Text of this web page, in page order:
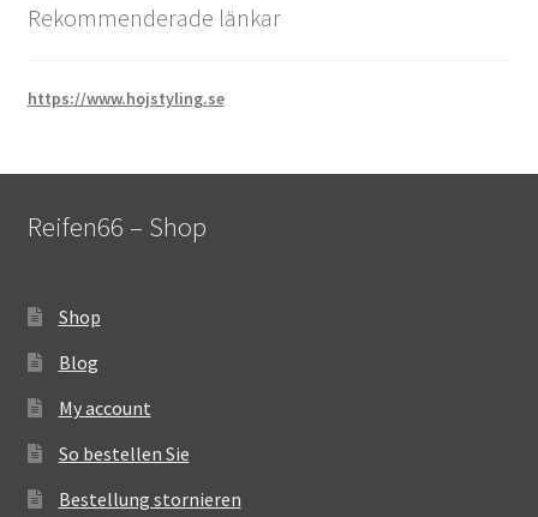
Rekommenderade länkar
https://www.hojstyling.se
Reifen66 – Shop
Shop
Blog
My account
So bestellen Sie
Bestellung stornieren